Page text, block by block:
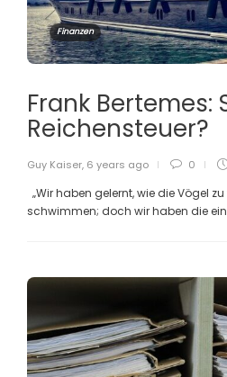
Finanzen
Frank Bertemes:
Reichensteuer?
Guy Kaiser, 6 years ago 0
„Wir haben gelernt, wie die Vögel
schwimmen; doch wir haben die